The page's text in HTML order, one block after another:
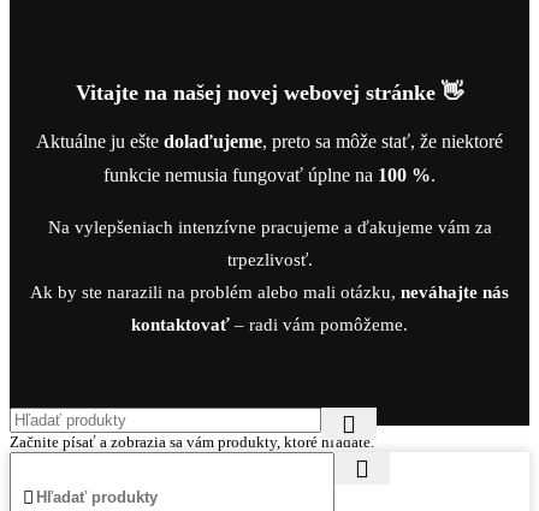
Vitajte na našej novej webovej stránke 👋
Aktuálne ju ešte dolaďujeme, preto sa môže stať, že niektoré
funkcie nemusia fungovať úplne na 100 %.
Na vylepšeniach intenzívne pracujeme a ďakujeme vám za
trpezlivosť.
Ak by ste narazili na problém alebo mali otázku, neváhajte nás
kontaktovať – radi vám pomôžeme.
Začnite písať a zobrazia sa vám produkty, ktoré hľadáte.